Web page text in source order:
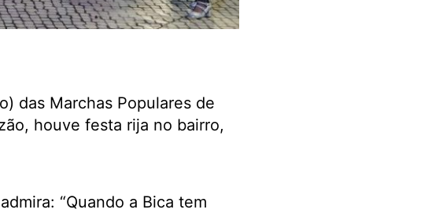
das Marchas Populares de
houve festa rija no bairro,
“Quando a Bica tem